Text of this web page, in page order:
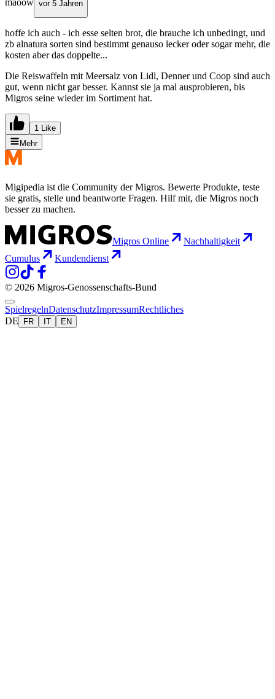
maoow vor 5 Jahren
hoffe ich auch - ich esse selten brot, die brauche ich unbedingt, und
zb alnatura sorten sind bestimmt genauso lecker oder sogar mehr, die
kosten aber das doppelte...
Die Reiswaffeln mit Meersalz von Lidl, Denner und Coop sind auch
gut, wenn nicht gar besser. Kannst sie ja mal ausprobieren, bis
Migros seine wieder im Sortiment hat.
1 Like
Mehr
Migipedia ist die Community der Migros. Bewerte Produkte, teste
sie gratis, stelle und beantworte Fragen. Hilf mit, die Migros noch
besser zu machen.
Migros Online
Nachhaltigkeit
Cumulus
Kundendienst
© 2026 Migros-Genossenschafts-Bund
SpielregelnDatenschutzImpressumRechtliches
DE
FR IT EN